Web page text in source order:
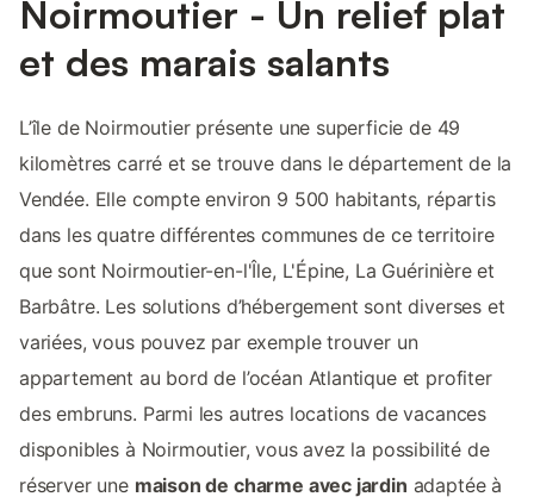
Noirmoutier - Un relief plat
et des marais salants
L’île de Noirmoutier présente une superficie de 49
kilomètres carré et se trouve dans le département de la
Vendée. Elle compte environ 9 500 habitants, répartis
dans les quatre différentes communes de ce territoire
que sont Noirmoutier-en-l'Île, L'Épine, La Guérinière et
Barbâtre. Les solutions d’hébergement sont diverses et
variées, vous pouvez par exemple trouver un
appartement au bord de l’océan Atlantique et profiter
des embruns. Parmi les autres locations de vacances
disponibles à Noirmoutier, vous avez la possibilité de
réserver une maison de charme avec jardin adaptée à